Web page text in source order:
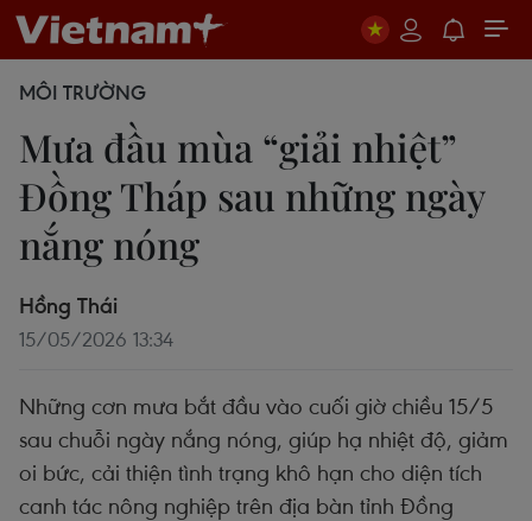
MÔI TRƯỜNG
Mưa đầu mùa “giải nhiệt”
Đồng Tháp sau những ngày
nắng nóng
Hồng Thái
15/05/2026 13:34
Những cơn mưa bắt đầu vào cuối giờ chiều 15/5
sau chuỗi ngày nắng nóng, giúp hạ nhiệt độ, giảm
oi bức, cải thiện tình trạng khô hạn cho diện tích
canh tác nông nghiệp trên địa bàn tỉnh Đồng